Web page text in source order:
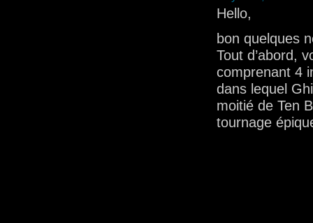
Hello,
bon quelques
Tout d’abord,
comprenant 4
dans lequel
moitié de Ten
tournage